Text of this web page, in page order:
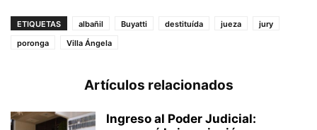
ETIQUETAS albañil Buyatti destituída jueza
jury
poronga
Villa Ángela
Artículos relacionados
Ingreso al Poder Judicial: